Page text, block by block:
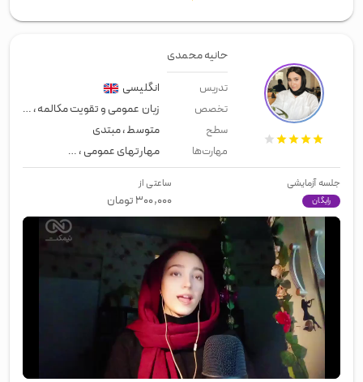
حانیه محمدی
تدریس انگلیسی
تخصص زبان عمومی و تقویت مکالمه،معلم
سطح متوسط،مبتدی
مهارت‌ها مهارتهای عمومی،زبان عمومی
جلسه آزمایشی
رایگان
ساعتی از
۳۰۰,۰۰۰تومان
00:00/00:43